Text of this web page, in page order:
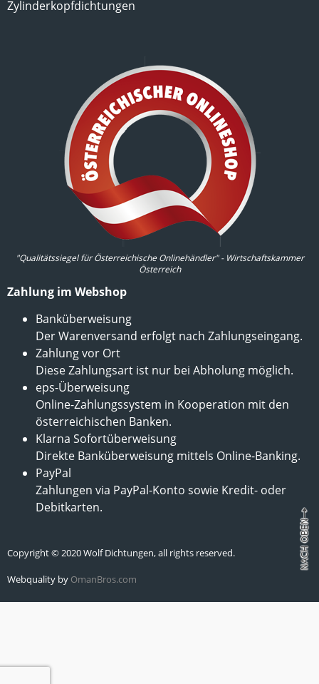
Zylinderkopfdichtungen
"Qualitätssiegel für Österreichische Onlinehändler" - Wirtschaftskammer
Österreich
Zahlung im Webshop
Banküberweisung
Der Warenversand erfolgt nach Zahlungseingang.
Zahlung vor Ort
Diese Zahlungsart ist nur bei Abholung möglich.
eps-Überweisung
Online-Zahlungssystem in Kooperation mit den
österreichischen Banken.
Klarna Sofortüberweisung
Direkte Banküberweisung mittels Online-Banking.
PayPal
Zahlungen via PayPal-Konto sowie Kredit- oder
Debitkarten.
Copyright © 2020 Wolf Dichtungen, all rights reserved.
Webquality by OmanBros.com